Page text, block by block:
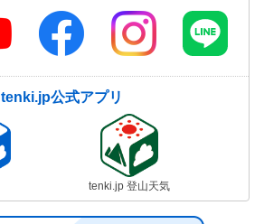
tenki.jp公式アプリ
tenki.jp 登山天気